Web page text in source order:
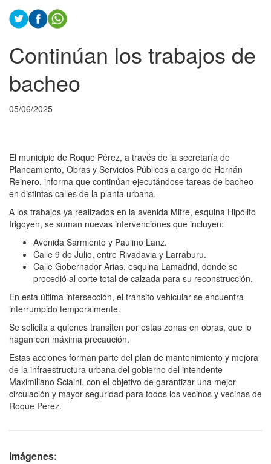
Continúan los trabajos de
bacheo
05/06/2025
El municipio de Roque Pérez, a través de la secretaría de
Planeamiento, Obras y Servicios Públicos a cargo de Hernán
Reinero, informa que continúan ejecutándose tareas de bacheo
en distintas calles de la planta urbana.
A los trabajos ya realizados en la avenida Mitre, esquina Hipólito
Irigoyen, se suman nuevas intervenciones que incluyen:
Avenida Sarmiento y Paulino Lanz.
Calle 9 de Julio, entre Rivadavia y Larraburu.
Calle Gobernador Arias, esquina Lamadrid, donde se
procedió al corte total de calzada para su reconstrucción.
En esta última intersección, el tránsito vehicular se encuentra
interrumpido temporalmente.
Se solicita a quienes transiten por estas zonas en obras, que lo
hagan con máxima precaución.
Estas acciones forman parte del plan de mantenimiento y mejora
de la infraestructura urbana del gobierno del intendente
Maximiliano Sciaini, con el objetivo de garantizar una mejor
circulación y mayor seguridad para todos los vecinos y vecinas de
Roque Pérez.
Imágenes: